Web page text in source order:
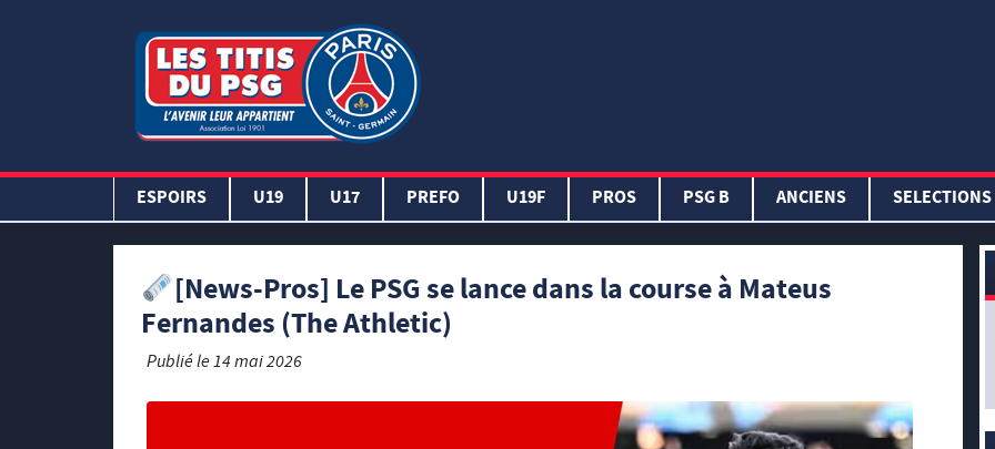
ESPOIRS U19 U17 PREFO U19F PROS PSG B ANCIENS SELECTIONS
[News-Pros] Le PSG se lance dans la course à Mateus
Fernandes (The Athletic)
Publié le14 mai 2026